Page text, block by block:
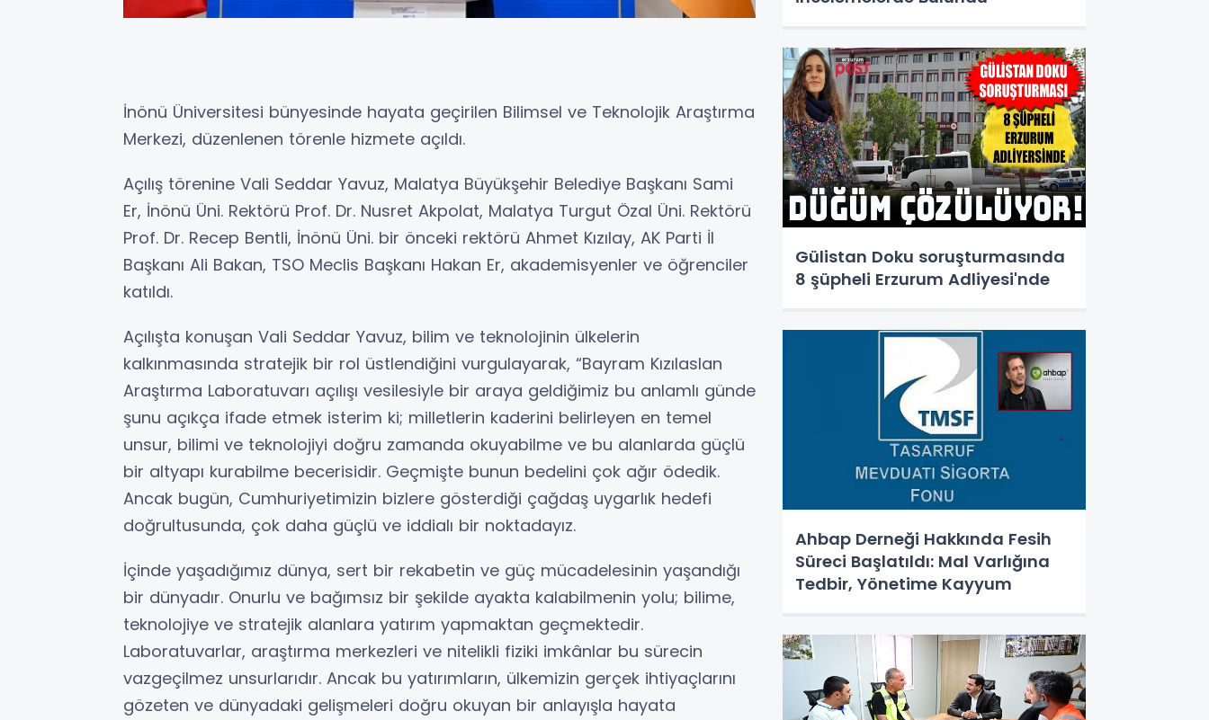
İnönü Üniversitesi bünyesinde hayata geçirilen Bilimsel ve Teknolojik Araştırma
Merkezi, düzenlenen törenle hizmete açıldı.
Açılış törenine Vali Seddar Yavuz, Malatya Büyükşehir Belediye Başkanı Sami
Er, İnönü Üni. Rektörü Prof. Dr. Nusret Akpolat, Malatya Turgut Özal Üni. Rektörü
Prof. Dr. Recep Bentli, İnönü Üni. bir önceki rektörü Ahmet Kızılay, AK Parti İl
Başkanı Ali Bakan, TSO Meclis Başkanı Hakan Er, akademisyenler ve öğrenciler
katıldı.
Açılışta konuşan Vali Seddar Yavuz, bilim ve teknolojinin ülkelerin
kalkınmasında stratejik bir rol üstlendiğini vurgulayarak, “Bayram Kızılaslan
Araştırma Laboratuvarı açılışı vesilesiyle bir araya geldiğimiz bu anlamlı günde
şunu açıkça ifade etmek isterim ki; milletlerin kaderini belirleyen en temel
unsur, bilimi ve teknolojiyi doğru zamanda okuyabilme ve bu alanlarda güçlü
bir altyapı kurabilme becerisidir. Geçmişte bunun bedelini çok ağır ödedik.
Ancak bugün, Cumhuriyetimizin bizlere gösterdiği çağdaş uygarlık hedefi
doğrultusunda, çok daha güçlü ve iddialı bir noktadayız.
İçinde yaşadığımız dünya, sert bir rekabetin ve güç mücadelesinin yaşandığı
bir dünyadır. Onurlu ve bağımsız bir şekilde ayakta kalabilmenin yolu; bilime,
teknolojiye ve stratejik alanlara yatırım yapmaktan geçmektedir.
Laboratuvarlar, araştırma merkezleri ve nitelikli fiziki imkânlar bu sürecin
vazgeçilmez unsurlarıdır. Ancak bu yatırımların, ülkemizin gerçek ihtiyaçlarını
gözeten ve dünyadaki gelişmeleri doğru okuyan bir anlayışla hayata
Gülistan Doku soruşturmasında
8 şüpheli Erzurum Adliyesi'nde
Ahbap Derneği Hakkında Fesih
Süreci Başlatıldı: Mal Varlığına
Tedbir, Yönetime Kayyum